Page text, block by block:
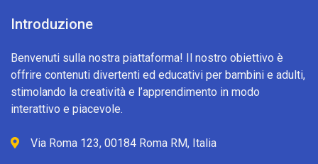
Introduzione
Benvenuti sulla nostra piattaforma! Il nostro obiettivo è
offrire contenuti divertenti ed educativi per bambini e adulti,
stimolando la creatività e l’apprendimento in modo
interattivo e piacevole.
Via Roma 123, 00184 Roma RM, Italia